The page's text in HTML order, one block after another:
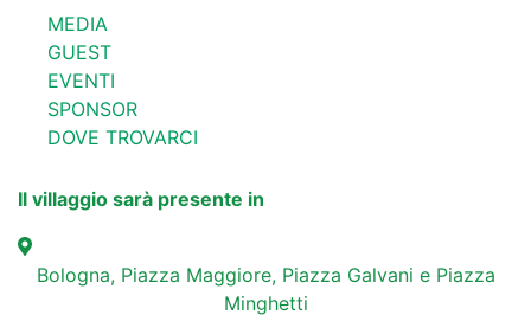
MEDIA
GUEST
EVENTI
SPONSOR
DOVE TROVARCI
Il villaggio sarà presente in
Bologna, Piazza Maggiore, Piazza Galvani e Piazza
Minghetti